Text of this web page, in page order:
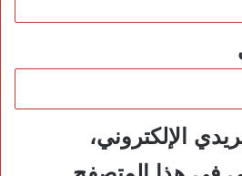
الإلكتروني،